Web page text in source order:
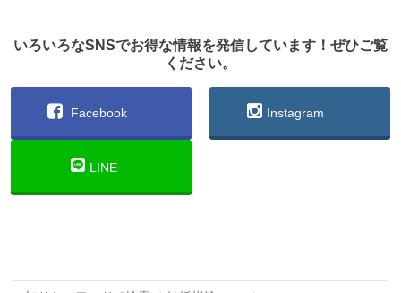
いろいろなSNSでお得な情報を発信しています！ぜひご覧
ください。
Facebook Instagram
LINE